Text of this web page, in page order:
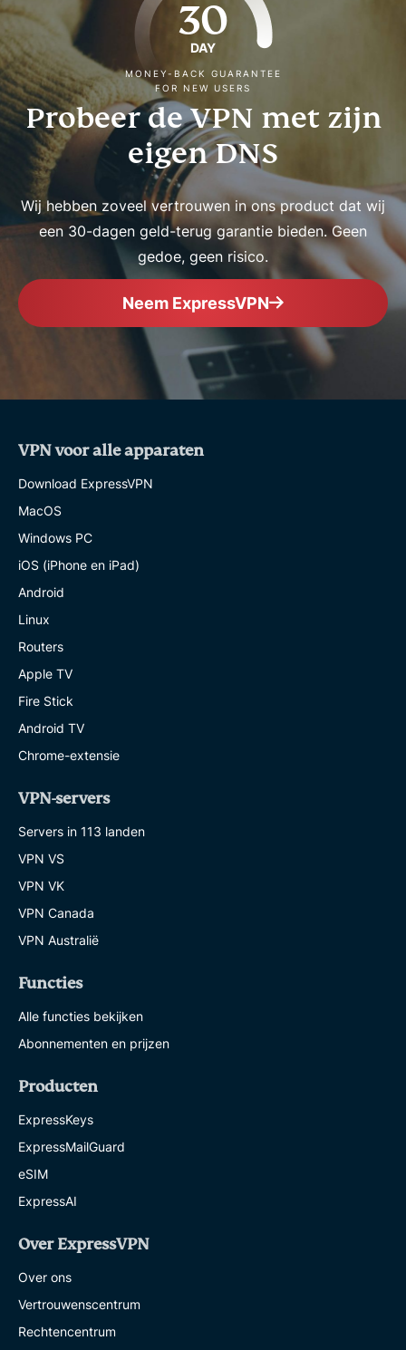
30
DAY
MONEY-BACK GUARANTEE
FOR NEW USERS
Probeer de VPN met zijn
eigen DNS
Wij hebben zoveel vertrouwen in ons product dat wij
een 30-dagen geld-terug garantie bieden. Geen
gedoe, geen risico.
Neem ExpressVPN
VPN voor alle apparaten
Download ExpressVPN
MacOS
Windows PC
iOS (iPhone en iPad)
Android
Linux
Routers
Apple TV
Fire Stick
Android TV
Chrome-extensie
VPN-servers
Servers in 113 landen
VPN VS
VPN VK
VPN Canada
VPN Australië
Functies
Alle functies bekijken
Abonnementen en prijzen
Producten
ExpressKeys
ExpressMailGuard
eSIM
ExpressAI
Over ExpressVPN
Over ons
Vertrouwenscentrum
Rechtencentrum